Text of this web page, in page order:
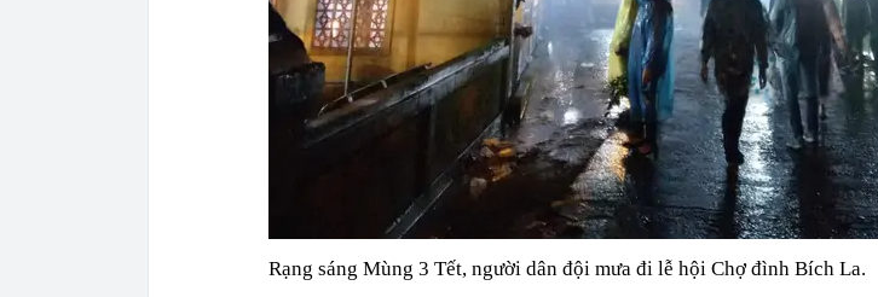
Rạng sáng Mùng 3 Tết, người dân đội mưa đi lễ hội Chợ đình Bích La.